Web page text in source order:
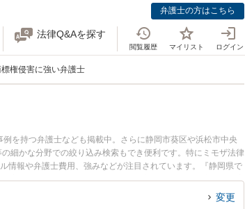
弁護士の方はこちら
法律Q&Aを探す
閲覧履歴 マイリスト ログイン
権侵害に強い弁護士
を持つ弁護士なども掲載中。さらに静岡市葵区や浜松市中央
細かな分野での絞り込み検索もでき便利です。特にミモザ法律
情報や弁護士費用、強みなどが注目されています。『静岡県で
富な近くの弁護士を検索したい』『初回相談無料で商標権侵害
変更